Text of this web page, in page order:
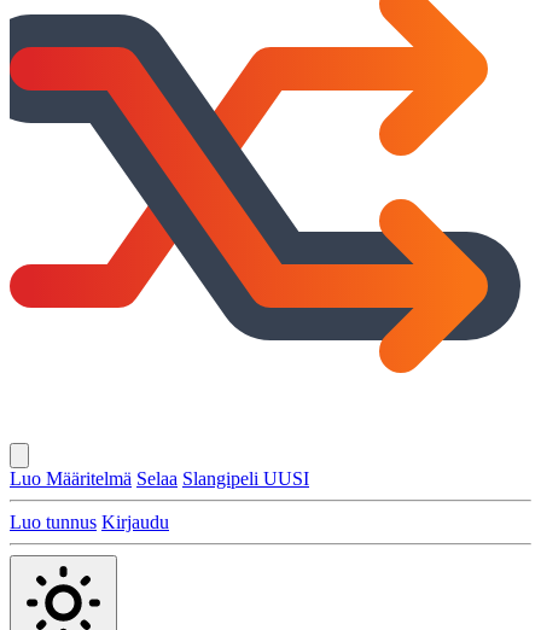
Luo Määritelmä Selaa Slangipeli UUSI
Luo tunnus Kirjaudu